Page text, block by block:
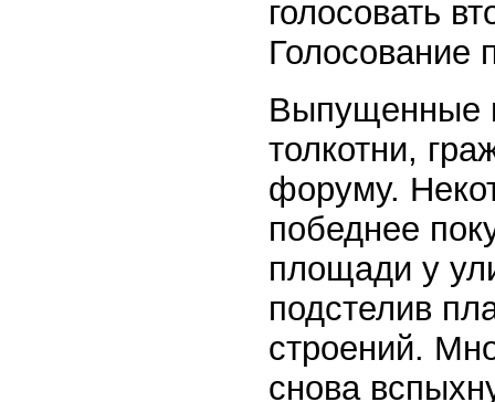
голосовать
Голосование
Выпущенные
толкотни,
форуму.
победнее
площади у
подстелив
строений.
снова